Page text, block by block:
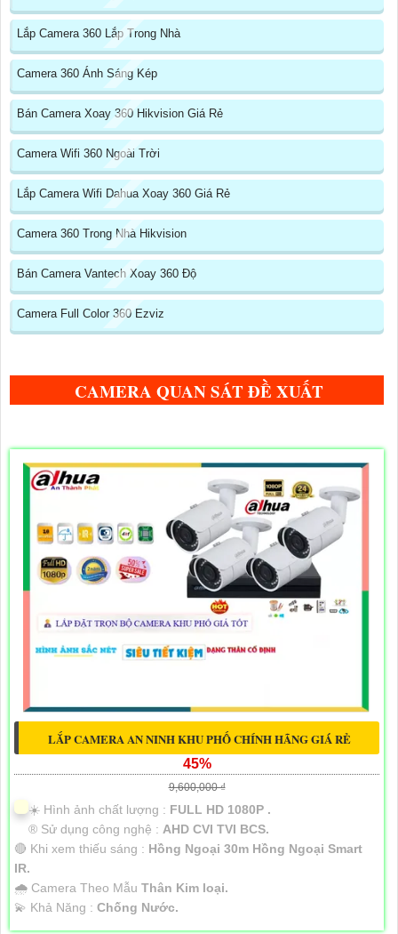
Lắp Camera 360 Lắp Trong Nhà
Camera 360 Ánh Sáng Kép
Bán Camera Xoay 360 Hikvision Giá Rẻ
Camera Wifi 360 Ngoài Trời
Lắp Camera Wifi Dahua Xoay 360 Giá Rẻ
Camera 360 Trong Nhà Hikvision
Bán Camera Vantech Xoay 360 Độ
Camera Full Color 360 Ezviz
CAMERA QUAN SÁT ĐỀ XUẤT
LẮP CAMERA AN NINH KHU PHỐ CHÍNH HÃNG GIÁ RẺ
45%
9,600,000 ₫
☀️ Hình ảnh chất lượng : FULL HD 1080P .
®️ Sử dụng công nghệ : AHD CVI TVI BCS.
🔴 Khi xem thiếu sáng : Hồng Ngoại 30m Hồng Ngoại Smart
IR.
🌧️ Camera Theo Mẫu Thân Kim loại.
️💫 Khả Năng : Chống Nước.